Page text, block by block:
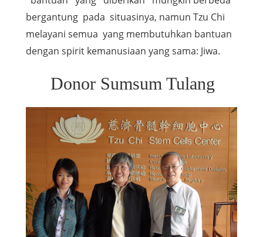
bergantung pada situasinya, namun Tzu Chi
melayani semua yang membutuhkan bantuan
dengan spirit kemanusiaan yang sama: Jiwa.
Donor Sumsum Tulang